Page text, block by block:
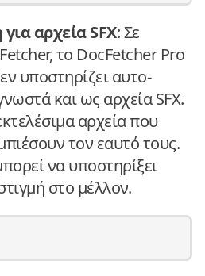
αρχεία SFX: Σε
το DocFetcher Pro
υποστηρίζει αυτο-
και ως αρχεία SFX.
αρχεία που
τον εαυτό τους.
να υποστηρίξει
στο μέλλον.